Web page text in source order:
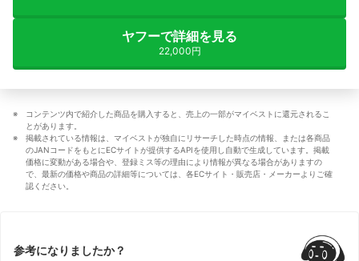
ヤフーで詳細を見る
22,000円
コンテンツ内で紹介した商品を購入すると、売上の一部がマイベストに還元されるこ
とがあります。
掲載されている情報は、マイベストが独自にリサーチした時点の情報、または各商品
のJANコードをもとにECサイトが提供するAPIを使用し自動で生成しています。掲載
価格に変動がある場合や、登録ミス等の理由により情報が異なる場合がありますの
で、最新の価格や商品の詳細等については、各ECサイト・販売店・メーカーよりご確
認ください。
参考になりましたか？